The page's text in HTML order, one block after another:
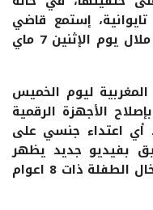
إستمع قاضي
التحقيق بمحكمة الإستئناف ببني ملال يوم الإثنين 7 ماي
ليوم الخميس
الأجهزة الرقمية
أي اعتداء جنسي على
بفيديو جديد يظهر
بشكل واضح كيف قام المتهم بإدخال الطفلة ذات 8 اعوام